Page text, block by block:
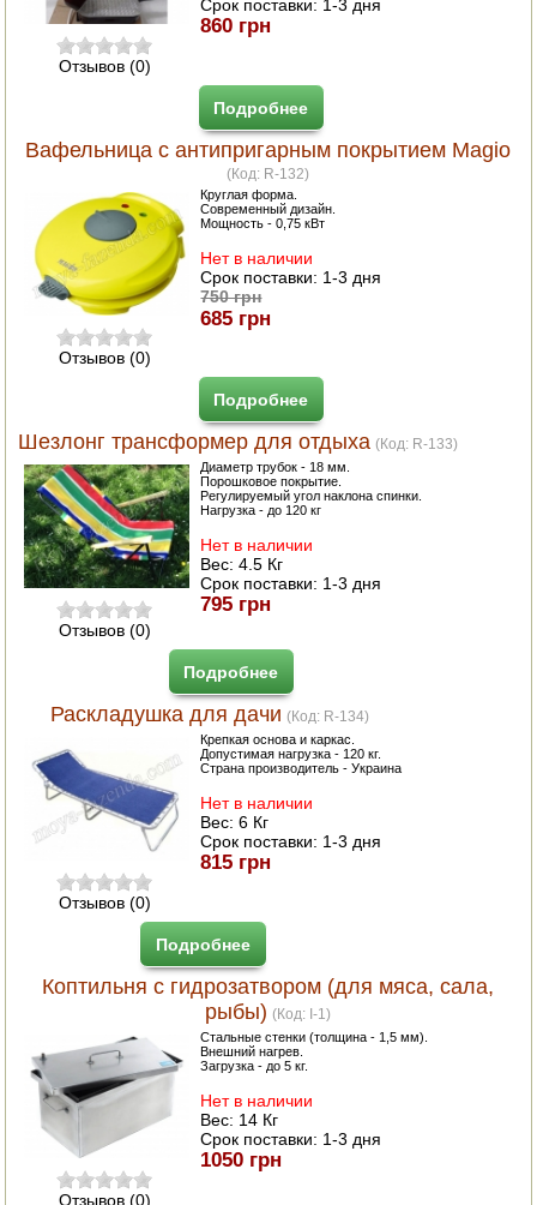
Отзывов (0)
Срок поставки: 1-3 дня
860 грн
Подробнее
Вафельница с антипригарным покрытием Magio
(Код: R-132)
Отзывов (0)
Круглая форма.
Современный дизайн.
Мощность - 0,75 кВт
Нет в наличии
Срок поставки: 1-3 дня
750 грн
685 грн
Подробнее
Шезлонг трансформер для отдыха (Код: R-133)
Отзывов (0)
Диаметр трубок - 18 мм.
Порошковое покрытие.
Регулируемый угол наклона спинки.
Нагрузка - до 120 кг
Нет в наличии
Вес:4.5 Кг
Срок поставки: 1-3 дня
795 грн
Подробнее
Раскладушка для дачи (Код: R-134)
Отзывов (0)
Крепкая основа и каркас.
Допустимая нагрузка - 120 кг.
Страна производитель - Украина
Нет в наличии
Вес:6 Кг
Срок поставки: 1-3 дня
815 грн
Подробнее
Коптильня с гидрозатвором (для мяса, сала,
рыбы) (Код: I-1)
Отзывов (0)
Стальные стенки (толщина - 1,5 мм).
Внешний нагрев.
Загрузка - до 5 кг.
Нет в наличии
Вес: 14 Кг
Срок поставки: 1-3 дня
1050 грн